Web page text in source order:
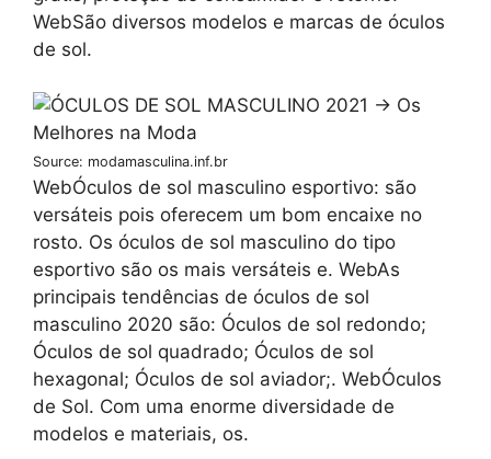
WebSão diversos modelos e marcas de óculos
de sol.
Source: modamasculina.inf.br
WebÓculos de sol masculino esportivo: são
versáteis pois oferecem um bom encaixe no
rosto. Os óculos de sol masculino do tipo
esportivo são os mais versáteis e. WebAs
principais tendências de óculos de sol
masculino 2020 são: Óculos de sol redondo;
Óculos de sol quadrado; Óculos de sol
hexagonal; Óculos de sol aviador;. WebÓculos
de Sol. Com uma enorme diversidade de
modelos e materiais, os.